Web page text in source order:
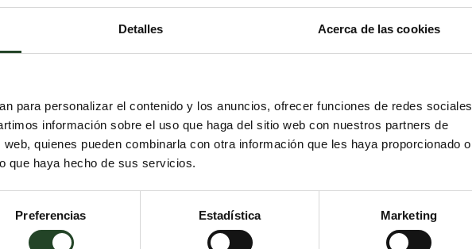
Detalles Acerca de las cookies
para personalizar el contenido y los anuncios, ofrecer funciones de redes sociales
información sobre el uso que haga del sitio web con nuestros partners de
quienes pueden combinarla con otra información que les haya proporcionado o
que haya hecho de sus servicios.
Preferencias Estadística Marketing